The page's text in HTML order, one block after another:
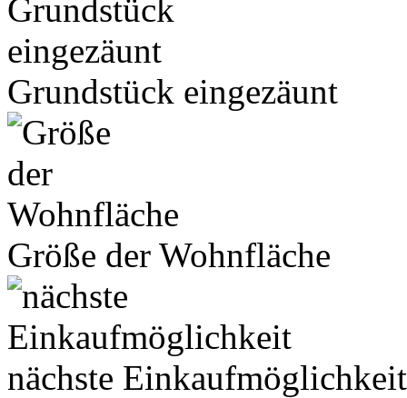
Grundstück eingezäunt
Größe der Wohnfläche
nächste Einkaufmöglichkeit